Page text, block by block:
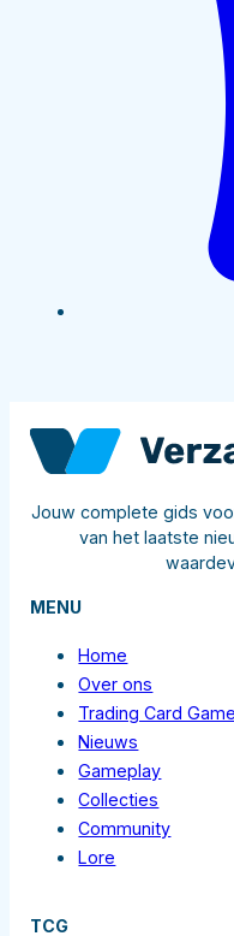
Jouw complete gids
van het laatste
MENU
Home
Over ons
Trading Card
Nieuws
Gameplay
Collecties
Community
Lore
TCG